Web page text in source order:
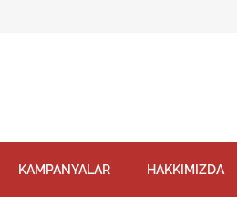
KAMPANYALAR HAKKIMIZDA